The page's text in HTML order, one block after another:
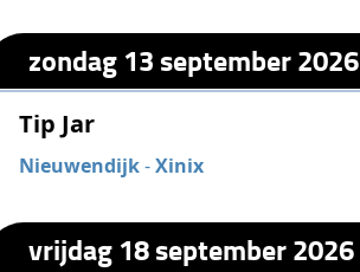
zondag 13 september 2026
Tip Jar
Nieuwendijk-Xinix
vrijdag 18 september 2026